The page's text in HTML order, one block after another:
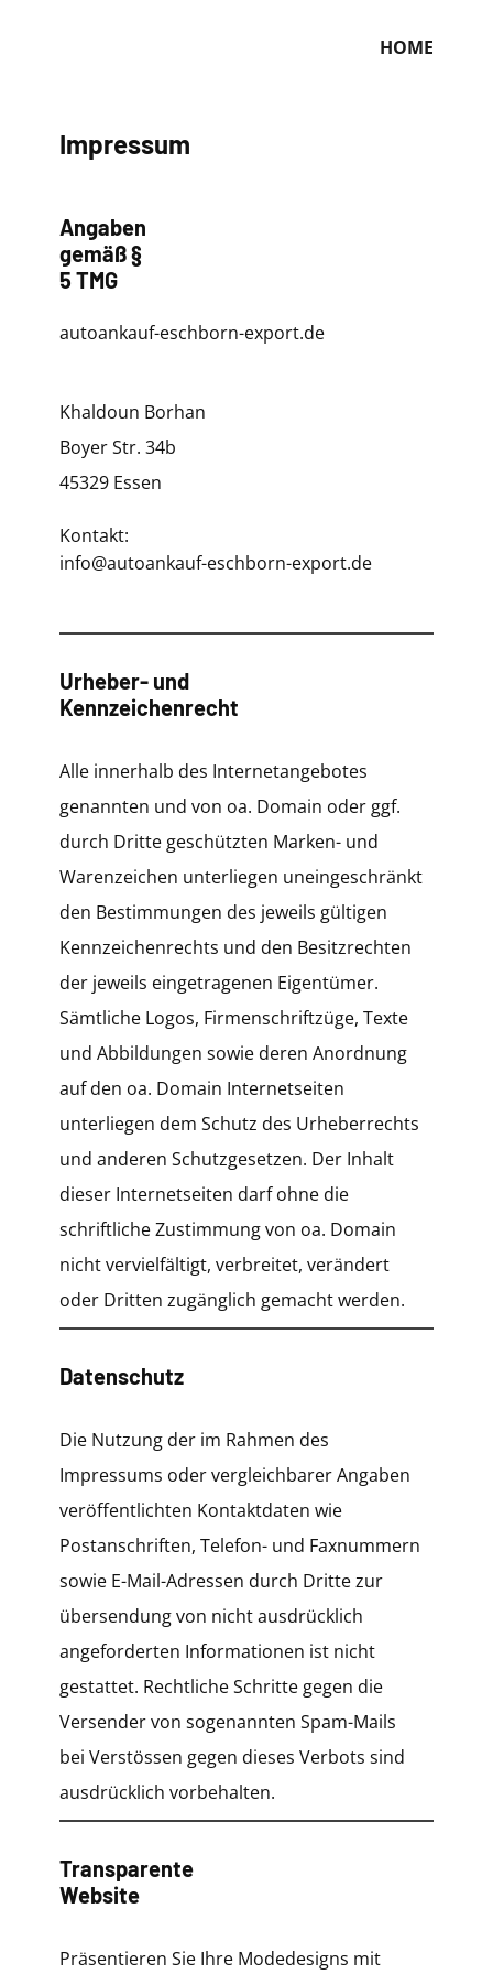
HOME
Impressum
Angaben
gemäß §
5 TMG
autoankauf-eschborn-export.de
Khaldoun Borhan
Boyer Str. 34b
45329 Essen
Kontakt:
info@autoankauf-eschborn-export.de
Urheber- und
Kennzeichenrecht
Alle innerhalb des Internetangebotes
genannten und von oa. Domain oder ggf.
durch Dritte geschützten Marken- und
Warenzeichen unterliegen uneingeschränkt
den Bestimmungen des jeweils gültigen
Kennzeichenrechts und den Besitzrechten
der jeweils eingetragenen Eigentümer.
Sämtliche Logos, Firmenschriftzüge, Texte
und Abbildungen sowie deren Anordnung
auf den oa. Domain Internetseiten
unterliegen dem Schutz des Urheberrechts
und anderen Schutzgesetzen. Der Inhalt
dieser Internetseiten darf ohne die
schriftliche Zustimmung von oa. Domain
nicht vervielfältigt, verbreitet, verändert
oder Dritten zugänglich gemacht werden.
Datenschutz
Die Nutzung der im Rahmen des
Impressums oder vergleichbarer Angaben
veröffentlichten Kontaktdaten wie
Postanschriften, Telefon- und Faxnummern
sowie E-Mail-Adressen durch Dritte zur
übersendung von nicht ausdrücklich
angeforderten Informationen ist nicht
gestattet. Rechtliche Schritte gegen die
Versender von sogenannten Spam-Mails
bei Verstössen gegen dieses Verbots sind
ausdrücklich vorbehalten.
Transparente
Website
Präsentieren Sie Ihre Modedesigns mit